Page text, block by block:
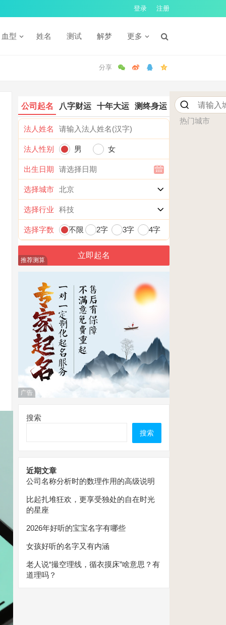
登录 注册
血型 姓名 测试 解梦 更多
公司起名 八字财运 十年大运 测终身运
法人姓名
法人性别 男 女
出生日期
选择城市
选择行业
选择字数 不限 2字 3字 4字
热门城市
推荐测算
广告
搜索
搜索
近期文章
公司名称分析时的数理作用的高级说明
比起扎堆狂欢，更享受独处的自在时光
的星座
2026年好听的宝宝名字有哪些
女孩好听的名字又有内涵
老人说“撮空理线，循衣摸床”啥意思？有
道理吗？